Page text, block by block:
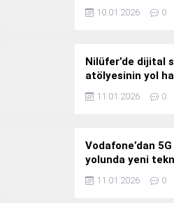
10.01.2026 0
Nilüfer’de dijital
atölyesinin yol
konuşuldu
11.01.2026 0
Vodafone’dan 5G
yolunda yeni
yatırımı
11.01.2026 0